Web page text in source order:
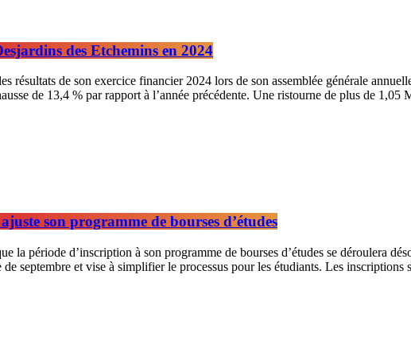
des Etchemins en 2024
résultats de son exercice financier 2024 lors de son assemblée générale
de 13,4 % par rapport à l’année précédente. Une ristourne de plus de
son programme de bourses d’études
la période d’inscription à son programme de bourses d’études se déroulera
septembre et vise à simplifier le processus pour les étudiants. Les